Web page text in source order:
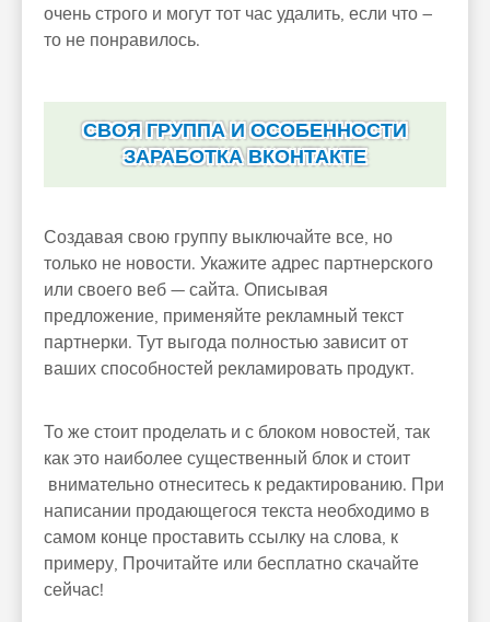
очень строго и могут тот час удалить, если что –
то не понравилось.
СВОЯ ГРУППА И ОСОБЕННОСТИ
ЗАРАБОТКА ВКОНТАКТЕ
Создавая свою группу выключайте все, но
только не новости. Укажите адрес партнерского
или своего веб — сайта. Описывая
предложение, применяйте рекламный текст
партнерки. Тут выгода полностью зависит от
ваших способностей рекламировать продукт.
То же стоит проделать и с блоком новостей, так
как это наиболее существенный блок и стоит
внимательно отнеситесь к редактированию. При
написании продающегося текста необходимо в
самом конце проставить ссылку на слова, к
примеру, Прочитайте или бесплатно скачайте
сейчас!